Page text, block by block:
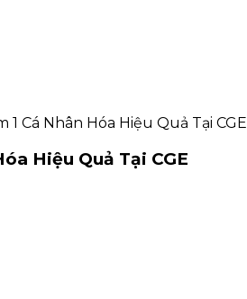
Cá Nhân Hóa Hiệu Quả Tại CGE
Hiệu Quả Tại CGE